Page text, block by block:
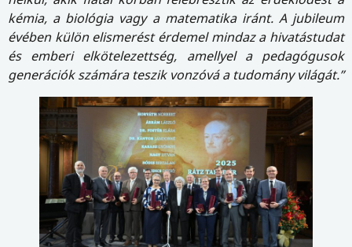
kémia, a biológia vagy a matematika iránt. A jubileum
évében külön elismerést érdemel mindaz a hivatástudat
és emberi elkötelezettség, amellyel a pedagógusok
generációk számára teszik vonzóvá a tudomány világát.”